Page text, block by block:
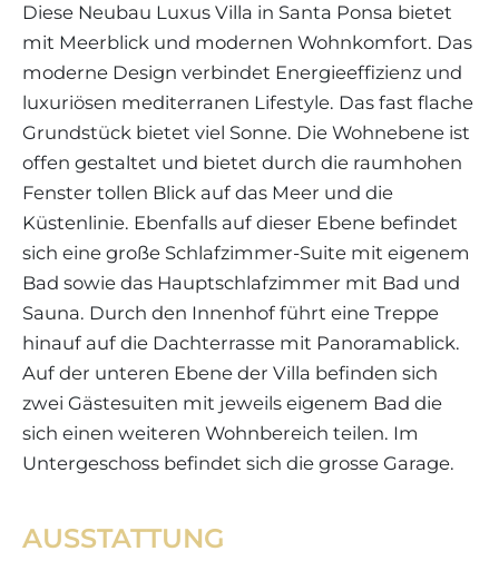
Diese Neubau Luxus Villa in Santa Ponsa bietet
mit Meerblick und modernen Wohnkomfort. Das
moderne Design verbindet Energieeffizienz und
luxuriösen mediterranen Lifestyle. Das fast flache
Grundstück bietet viel Sonne. Die Wohnebene ist
offen gestaltet und bietet durch die raumhohen
Fenster tollen Blick auf das Meer und die
Küstenlinie. Ebenfalls auf dieser Ebene befindet
sich eine große Schlafzimmer-Suite mit eigenem
Bad sowie das Hauptschlafzimmer mit Bad und
Sauna. Durch den Innenhof führt eine Treppe
hinauf auf die Dachterrasse mit Panoramablick.
Auf der unteren Ebene der Villa befinden sich
zwei Gästesuiten mit jeweils eigenem Bad die
sich einen weiteren Wohnbereich teilen. Im
Untergeschoss befindet sich die grosse Garage.
AUSSTATTUNG